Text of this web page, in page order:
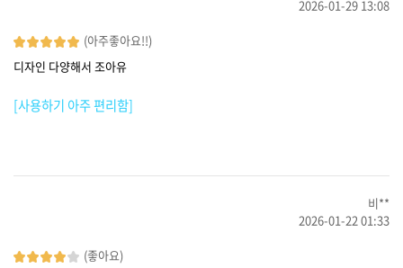
2026-01-29 13:08
(아주좋아요!!)
디자인 다양해서 조아유
[사용하기 아주 편리함]
비**
2026-01-22 01:33
(좋아요)